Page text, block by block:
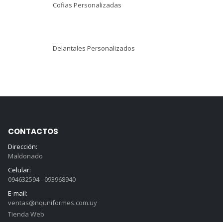
Cofias Personalizadas
Delantales Personalizados
CONTACTOS
Dirección:
Maldonado
Celular:
094632594 - 093968940
E-mail:
ventas@nquniformes.com.uy
Tienda Web